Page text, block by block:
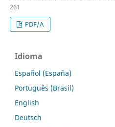
261
PDF/A
Idioma
Español (España)
Português (Brasil)
English
Deutsch